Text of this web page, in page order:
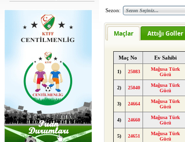
Sezon:
Maçlar Attığı Goller
Maç No Ev Sahibi
1) 25083
Mağusa Türk
Gücü
2) 25040
Mağusa Türk
Gücü
3) 24664
Mağusa Türk
Gücü
4) 24660
Mağusa Türk
Gücü
5) 24651
Mağusa Türk
Gücü